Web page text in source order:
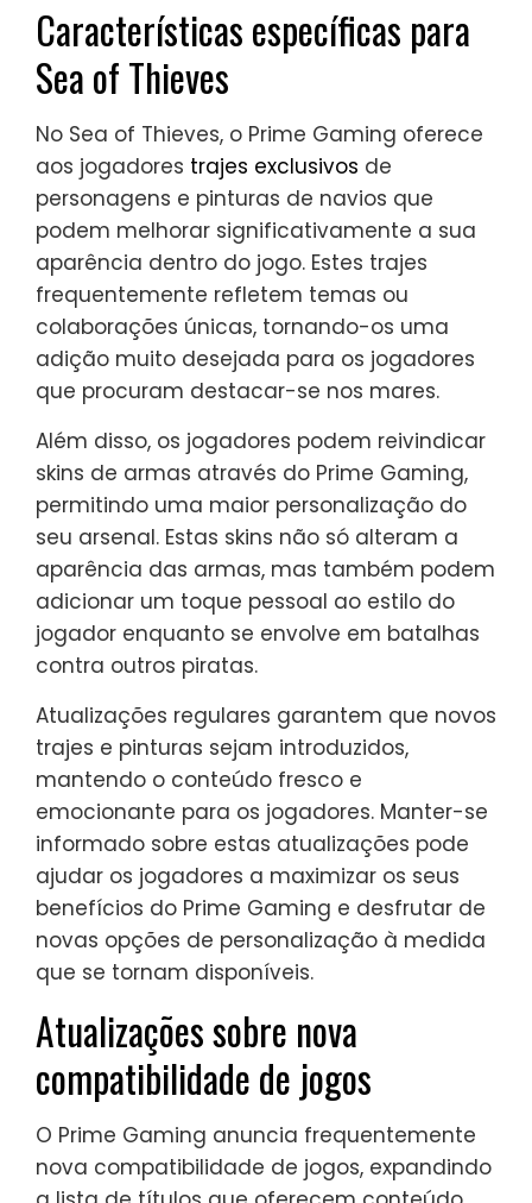
Características específicas para
Sea of Thieves
No Sea of Thieves, o Prime Gaming oferece
aos jogadores trajes exclusivos de
personagens e pinturas de navios que
podem melhorar significativamente a sua
aparência dentro do jogo. Estes trajes
frequentemente refletem temas ou
colaborações únicas, tornando-os uma
adição muito desejada para os jogadores
que procuram destacar-se nos mares.
Além disso, os jogadores podem reivindicar
skins de armas através do Prime Gaming,
permitindo uma maior personalização do
seu arsenal. Estas skins não só alteram a
aparência das armas, mas também podem
adicionar um toque pessoal ao estilo do
jogador enquanto se envolve em batalhas
contra outros piratas.
Atualizações regulares garantem que novos
trajes e pinturas sejam introduzidos,
mantendo o conteúdo fresco e
emocionante para os jogadores. Manter-se
informado sobre estas atualizações pode
ajudar os jogadores a maximizar os seus
benefícios do Prime Gaming e desfrutar de
novas opções de personalização à medida
que se tornam disponíveis.
Atualizações sobre nova
compatibilidade de jogos
O Prime Gaming anuncia frequentemente
nova compatibilidade de jogos, expandindo